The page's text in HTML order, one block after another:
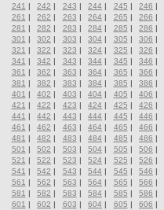
241 | 242 | 243 | 244 | 245 | 246 |
261 | 262 | 263 | 264 | 265 | 266 |
281 | 282 | 283 | 284 | 285 | 286 |
301 | 302 | 303 | 304 | 305 | 306 |
321 | 322 | 323 | 324 | 325 | 326 |
341 | 342 | 343 | 344 | 345 | 346 |
361 | 362 | 363 | 364 | 365 | 366 |
381 | 382 | 383 | 384 | 385 | 386 |
401 | 402 | 403 | 404 | 405 | 406 |
421 | 422 | 423 | 424 | 425 | 426 |
441 | 442 | 443 | 444 | 445 | 446 |
461 | 462 | 463 | 464 | 465 | 466 |
481 | 482 | 483 | 484 | 485 | 486 |
501 | 502 | 503 | 504 | 505 | 506 |
521 | 522 | 523 | 524 | 525 | 526 |
541 | 542 | 543 | 544 | 545 | 546 |
561 | 562 | 563 | 564 | 565 | 566 |
581 | 582 | 583 | 584 | 585 | 586 |
601 | 602 | 603 | 604 | 605 | 606 |